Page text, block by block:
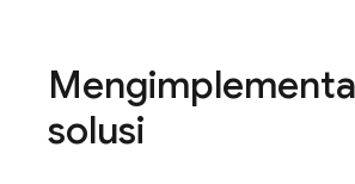
solusi